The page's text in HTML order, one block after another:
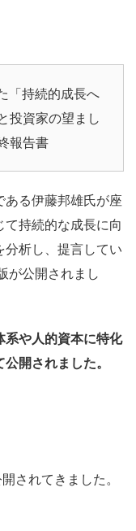
「持続的成長へ
投資家の望まし
報告書
ある伊藤邦雄氏が座
持続的な成長に向
分析し、提言してい
が公開されまし
系や人的資本に特化
開されました。
されてきました。